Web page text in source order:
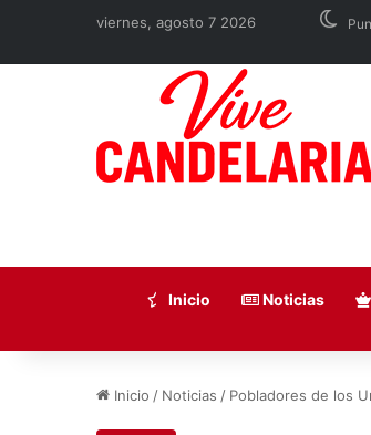
viernes, agosto 7 2026
Inicio Noticias
Inicio / Noticias / Pobladores de los